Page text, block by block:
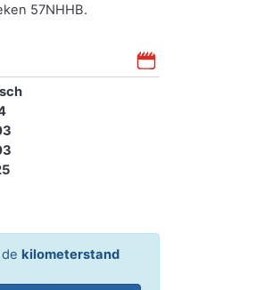
57NHHB.
kilometerstand